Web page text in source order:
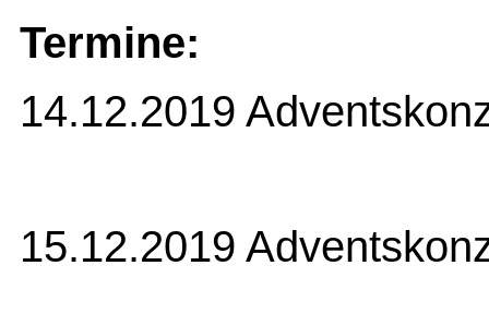
Termine:
14.12.2019
15.12.2019